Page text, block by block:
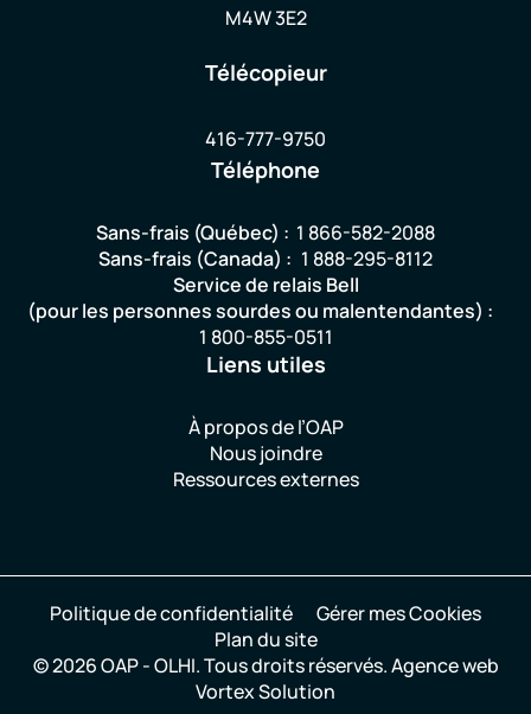
M4W 3E2
Télécopieur
416-777-9750
Téléphone
Sans-frais (Québec) : 1 866-582-2088
Sans-frais (Canada) : 1 888-295-8112
Service de relais Bell
(pour les personnes sourdes ou malentendantes) :
1 800-855-0511
Liens utiles
À propos de l’OAP
Nous joindre
Ressources externes
© 2026 OAP - OLHI.Tous droits réservés.Agence web
Vortex Solution
Politique de confidentialité
Gérer mes Cookies
Plan du site